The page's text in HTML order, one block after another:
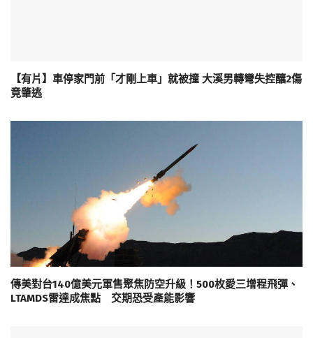
【有片】車停家門前「才剛上車」就被撞 大溪男轉彎失控釀2傷
竟肇逃
傳美對台140億美元軍售聚焦防空升級！500枚愛三增程飛彈、
LTAMDS雷達成焦點 交期恐受產能影響